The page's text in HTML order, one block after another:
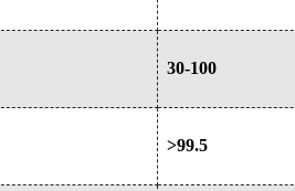
30-100
>99.5